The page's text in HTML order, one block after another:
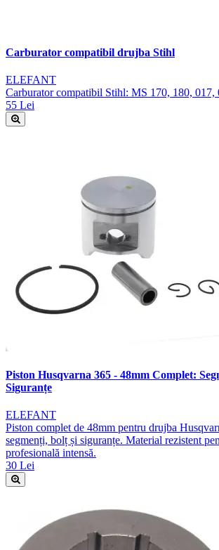
Carburator compatibil drujba Stihl
ELEFANT
Carburator compatibil Stihl: MS 170, 180,
55 Lei
Piston Husqvarna 365 - 48mm Complet:
Siguranțe
ELEFANT
Piston complet de 48mm pentru drujba
segmenți, bolț și siguranțe. Material rezistent
profesională intensă.
30 Lei